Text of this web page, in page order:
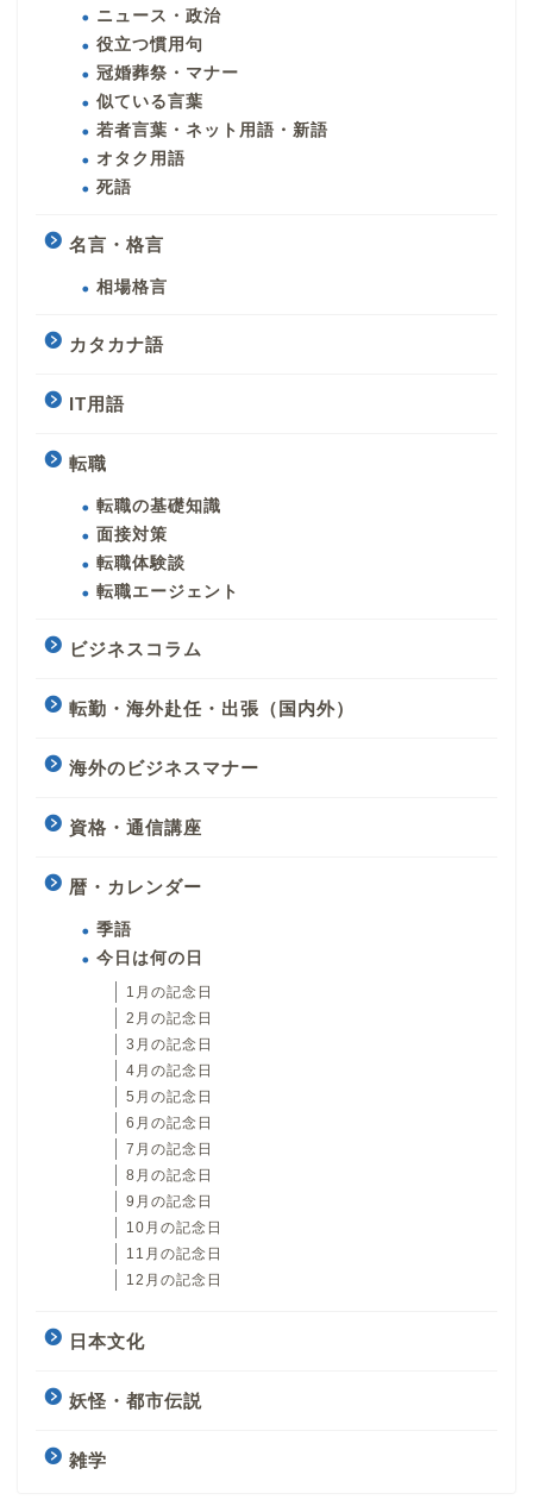
ニュース・政治
役立つ慣用句
冠婚葬祭・マナー
似ている言葉
若者言葉・ネット用語・新語
オタク用語
死語
名言・格言
相場格言
カタカナ語
IT用語
転職
転職の基礎知識
面接対策
転職体験談
転職エージェント
ビジネスコラム
転勤・海外赴任・出張（国内外）
海外のビジネスマナー
資格・通信講座
暦・カレンダー
季語
今日は何の日
1月の記念日
2月の記念日
3月の記念日
4月の記念日
5月の記念日
6月の記念日
7月の記念日
8月の記念日
9月の記念日
10月の記念日
11月の記念日
12月の記念日
日本文化
妖怪・都市伝説
雑学